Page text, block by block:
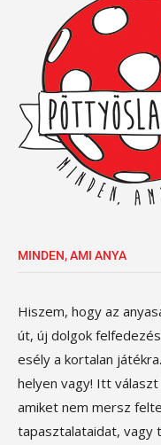
MINDEN, AMI ANYA
Hiszem, hogy az
út, új dolgok
esély a kortalan
helyen vagy! Itt
amiket nem mersz
tapasztalataidat, vagy